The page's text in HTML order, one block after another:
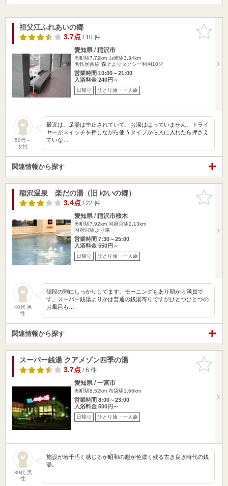
お気に入
りに追加
祖父江ふれあいの郷
3.7点/ 10 件
愛知県 / 稲沢市
奥町駅7.72km 山崎駅3.34km
名鉄尾西線 森上よりタクシー利用10分
営業時間 10:00～21:00
入浴料金 240円～
日帰り ひとり旅・一人旅
50代～
女性
最近は、足湯は中止されていて、お湯ははっていません。ドライ
ヤーがスイッチを押しながら使うタイプから入に入れたら押さえ
ていな…
関連情報から探す
お気に入
りに追加
稲沢温泉 楽だの湯（旧 ゆいの郷）
3.4点/ 22 件
愛知県 / 稲沢市桜木
奥町駅7.92km 国府宮駅2.13km
国府宮駅より車
営業時間 7:30～25:00
入浴料金 550円～
日帰り ひとり旅・一人旅
40代 男
性
値段の割にしっかりしてます。モーニングもあり朝から満員で
す。スーパー銭湯よりかは普通の銭湯寄りですがひとつひとつの
お風呂も…
関連情報から探す
お気に入
りに追加
スーパー銭湯 クアメゾン四季の湯
3.7点/ 6 件
愛知県 / 一宮市
奥町駅8.52km 布袋駅1.66km
営業時間 8:00～23:00
入浴料金 500円～
日帰り ひとり旅・一人旅
30代 男
性
施設が若干汚く感じるが昭和の趣が色濃く残る古き良き時代の銭
湯。